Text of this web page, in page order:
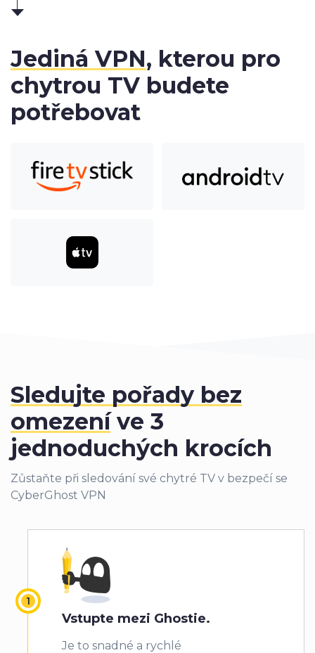
Jediná VPN, kterou pro
chytrou TV budete
potřebovat
Sledujte pořady bez
omezeníve 3
jednoduchých krocích
Zůstaňte při sledování své chytré TV v bezpečí se
CyberGhost VPN
Vstupte mezi Ghostie.
Je to snadné a rychlé